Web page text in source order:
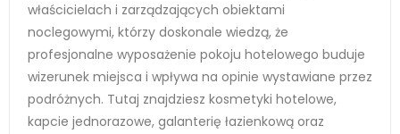
właścicielach i zarządzających obiektami
noclegowymi, którzy doskonale wiedzą, że
profesjonalne wyposażenie pokoju hotelowego buduje
wizerunek miejsca i wpływa na opinie wystawiane przez
podróżnych. Tutaj znajdziesz kosmetyki hotelowe,
kapcie jednorazowe, galanterię łazienkową oraz